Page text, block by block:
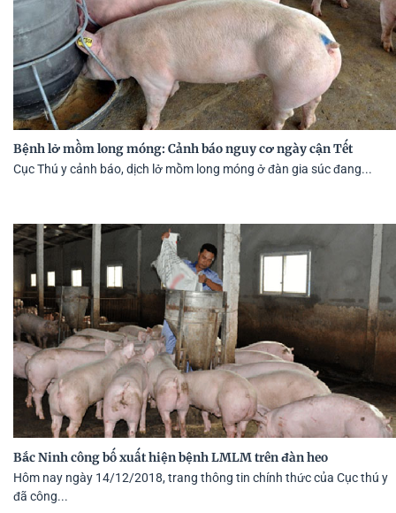
Bệnh lở mồm long móng: Cảnh báo nguy cơ ngày cận Tết
Cục Thú y cảnh báo, dịch lở mồm long móng ở đàn gia súc đang...
Bắc Ninh công bố xuất hiện bệnh LMLM trên đàn heo
Hôm nay ngày 14/12/2018, trang thông tin chính thức của Cục thú y
đã công...